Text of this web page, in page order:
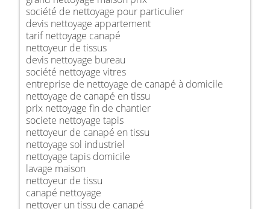
société de nettoyage pour particulier
devis nettoyage appartement
tarif nettoyage canapé
nettoyeur de tissus
devis nettoyage bureau
société nettoyage vitres
entreprise de nettoyage de canapé à domicile
nettoyage de canapé en tissu
prix nettoyage fin de chantier
societe nettoyage tapis
nettoyeur de canapé en tissu
nettoyage sol industriel
nettoyage tapis domicile
lavage maison
nettoyeur de tissu
canapé nettoyage
nettoyer un tissu de canapé